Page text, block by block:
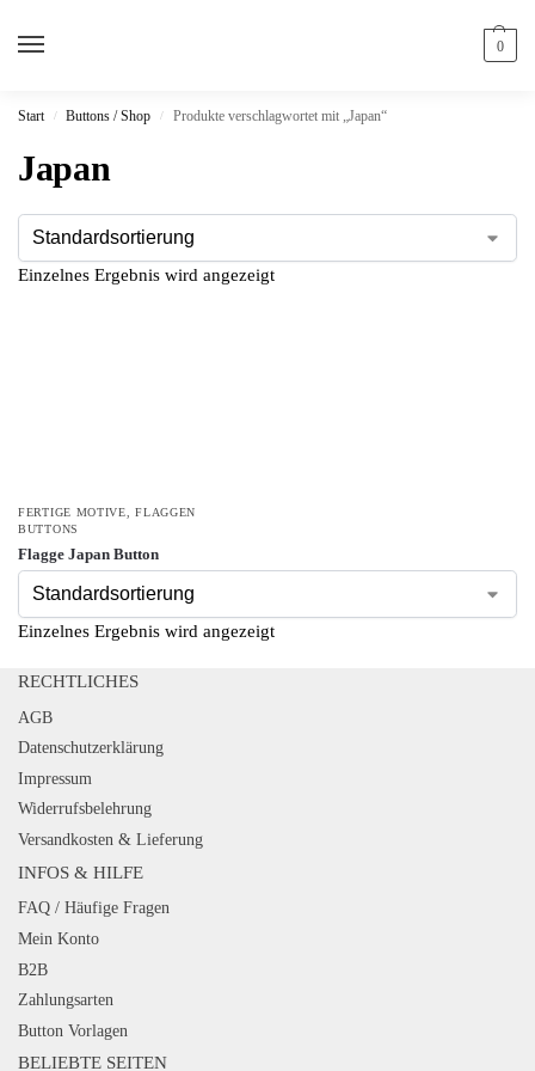
0
Start / Buttons / Shop / Produkte verschlagwortet mit „Japan“
Japan
Einzelnes Ergebnis wird angezeigt
FERTIGE MOTIVE,FLAGGEN
BUTTONS
Flagge Japan Button
Einzelnes Ergebnis wird angezeigt
RECHTLICHES
AGB
Datenschutzerklärung
Impressum
Widerrufsbelehrung
Versandkosten & Lieferung
INFOS & HILFE
FAQ / Häufige Fragen
Mein Konto
B2B
Zahlungsarten
Button Vorlagen
BELIEBTE SEITEN